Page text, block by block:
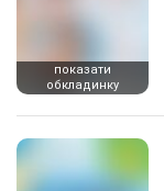
показати
обкладинку